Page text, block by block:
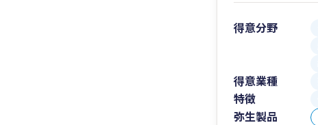
得意分野
得意業種
特徴
弥生製品